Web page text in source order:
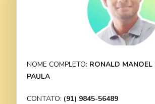
NOME COMPLETO: RONALD MANOEL
PAULA
CONTATO: (91) 9845-56489